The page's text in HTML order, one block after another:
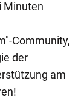
Minuten
Community,
der
am